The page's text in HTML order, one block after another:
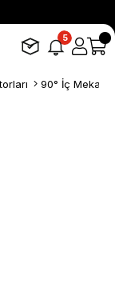
5
90° İç Mekan